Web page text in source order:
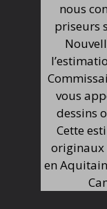
nous
priseurs
vous
dessins
Cette
originaux
en